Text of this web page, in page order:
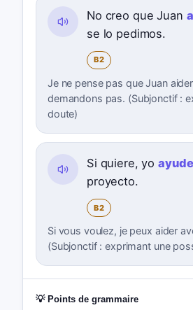
No creo que Juan
se lo pedimos.
B2
Je ne pense pas que Juan
demandons pas. (Subjonctif :
doute)
Si quiere, yoayude
proyecto.
B2
Si vous voulez, je peux aider
(Subjonctif : exprimant une
💡 Points de grammaire